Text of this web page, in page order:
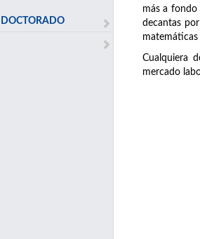
DOCTORADO
más a fondo
decantas
Cualquiera
mercado